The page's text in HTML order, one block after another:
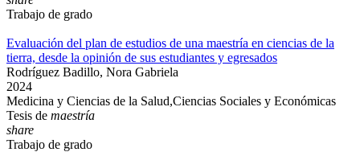
Trabajo de grado
Evaluación del plan de estudios de una maestría en ciencias de la
tierra, desde la opinión de sus estudiantes y egresados
Rodríguez Badillo, Nora Gabriela
2024
Medicina y Ciencias de la Salud,Ciencias Sociales y Económicas
Tesis de maestría
share
Trabajo de grado